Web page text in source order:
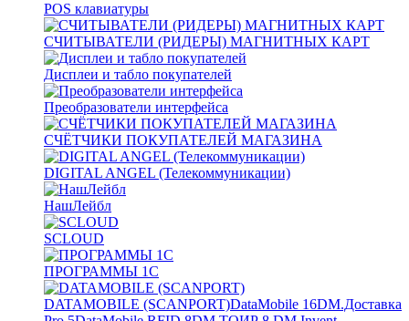
POS клавиатуры
СЧИТЫВАТЕЛИ (РИДЕРЫ) МАГНИТНЫХ КАРТ
Дисплеи и табло покупателей
Преобразователи интерфейса
СЧЁТЧИКИ ПОКУПАТЕЛЕЙ МАГАЗИНА
DIGITAL ANGEL (Телекоммуникации)
НашЛейбл
SCLOUD
ПРОГРАММЫ 1С
DATAMOBILE (SCANPORT)DataMobile 16DM.Доставка